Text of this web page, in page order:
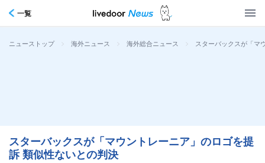
一覧
ニューストップ > 海外ニュース > 海外総合ニュース > スターバックスが「マ
スターバックスが「マウントレーニア」のロゴを提
訴 類似性ないとの判決